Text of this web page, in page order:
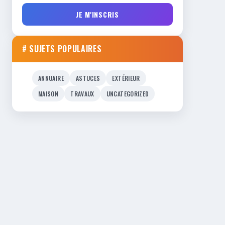
JE M'INSCRIS
# SUJETS POPULAIRES
ANNUAIRE ASTUCES
EXTÉRIEUR
MAISON
TRAVAUX UNCATEGORIZED